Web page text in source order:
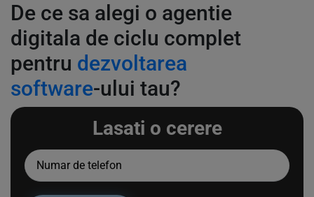
De ce sa alegi o agentie
digitala de ciclu complet
pentru dezvoltarea
software-ului tau?
Lasati o cerere